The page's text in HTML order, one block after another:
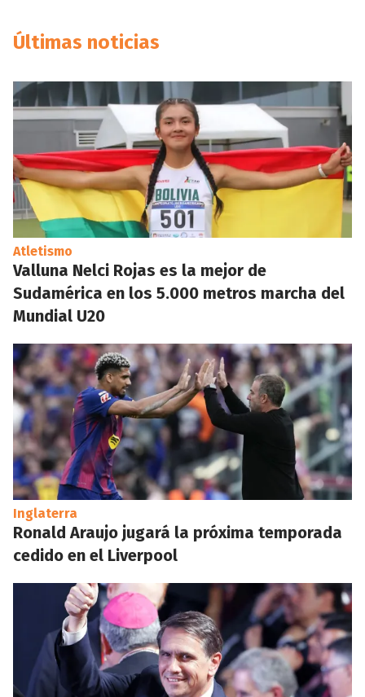
Últimas noticias
Atletismo
Valluna Nelci Rojas es la mejor de
Sudamérica en los 5.000 metros marcha del
Mundial U20
Inglaterra
Ronald Araujo jugará la próxima temporada
cedido en el Liverpool